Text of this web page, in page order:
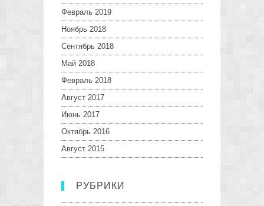
Февраль 2019
Ноябрь 2018
Сентябрь 2018
Май 2018
Февраль 2018
Август 2017
Июнь 2017
Октябрь 2016
Август 2015
РУБРИКИ